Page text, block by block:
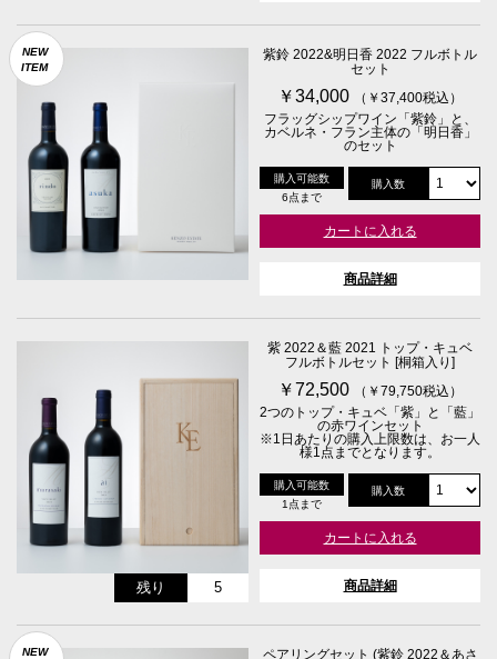
NEW
ITEM
紫鈴 2022&明日香 2022 フルボトル
セット
￥34,000
（￥37,400税込）
フラッグシップワイン「紫鈴」と、
カベルネ・フラン主体の「明日香」
のセット
購入可能数
6点まで
購入数
カートに入れる
商品詳細
残り 5
紫 2022＆藍 2021 トップ・キュベ
フルボトルセット [桐箱入り]
￥72,500
（￥79,750税込）
2つのトップ・キュベ「紫」と「藍」
の赤ワインセット
※1日あたりの購入上限数は、お一人
様1点までとなります。
購入可能数
1点まで
購入数
カートに入れる
商品詳細
NEW
ペアリングセット (紫鈴 2022＆あさ